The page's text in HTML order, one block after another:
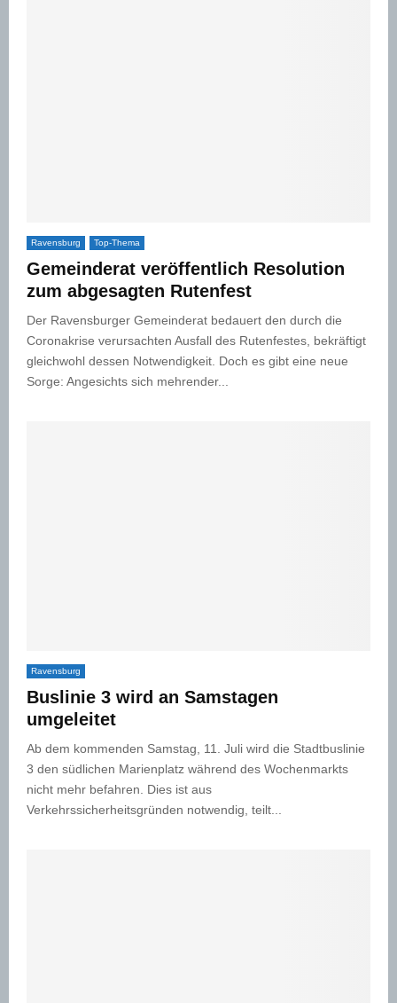
Ravensburg Top-Thema
Gemeinderat veröffentlich Resolution
zum abgesagten Rutenfest
Der Ravensburger Gemeinderat bedauert den durch die
Coronakrise verursachten Ausfall des Rutenfestes, bekräftigt
gleichwohl dessen Notwendigkeit. Doch es gibt eine neue
Sorge: Angesichts sich mehrender...
Ravensburg
Buslinie 3 wird an Samstagen
umgeleitet
Ab dem kommenden Samstag, 11. Juli wird die Stadtbuslinie
3 den südlichen Marienplatz während des Wochenmarkts
nicht mehr befahren. Dies ist aus
Verkehrssicherheitsgründen notwendig, teilt...